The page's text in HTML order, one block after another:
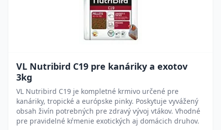
VL Nutribird C19 pre kanáriky a exotov
3kg
VL Nutribird C19 je kompletné krmivo určené pre
kanáriky, tropické a európske pinky. Poskytuje vyvážený
obsah živín potrebných pre zdravý vývoj vtákov. Vhodné
pre pravidelné kŕmenie exotických aj domácich druhov.